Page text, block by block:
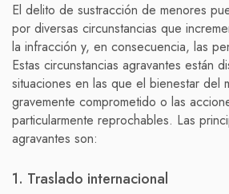
El delito de sustracción de menores
por diversas circunstancias que
la infracción y, en consecuencia, las
Estas circunstancias agravantes están
situaciones en las que el bienestar del
gravemente comprometido o las
particularmente reprochables. Las
agravantes son:
1. Traslado internacional